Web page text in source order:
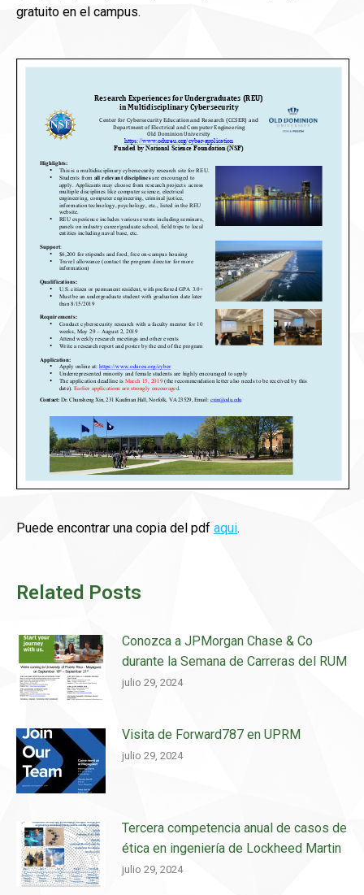
gratuito en el campus.
Puede encontrar una copia del pdf aqui.
Related Posts
Conozca a JPMorgan Chase & Co
durante la Semana de Carreras del RUM
julio 29, 2024
Visita de Forward787 en UPRM
julio 29, 2024
Tercera competencia anual de casos de
ética en ingeniería de Lockheed Martin
julio 29, 2024